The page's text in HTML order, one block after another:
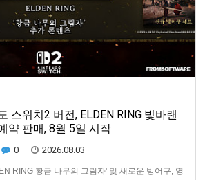
스위치2 버전, ELDEN RING 빛바랜
약 판매, 8월 5일 시작
0 2026.08.03
RING 황금 나무의 그림자' 및 새로운 방어구, 영